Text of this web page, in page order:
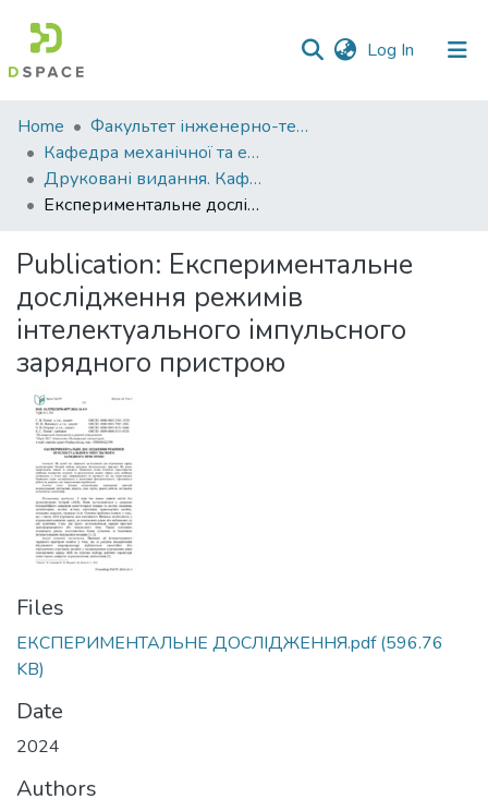
Log In (current)
Communities
&
Collections
All of DSpace
Statistics
Home
Факультет інженерно-технологічний
Кафедра механічної та електричної інженерії
Друковані видання. Кафедра механічної та електричної інженерії
Експериментальне дослідження режимів інтелектуального імпульсного зарядного пристрою
Publication: Експериментальне
дослідження режимів
інтелектуального імпульсного
зарядного пристрою
Files
ЕКСПЕРИМЕНТАЛЬНЕ ДОСЛІДЖЕННЯ.pdf(596.76
KB)
Date
2024
Authors